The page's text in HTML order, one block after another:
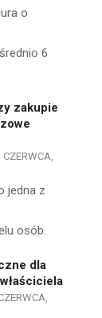
o
6
zakupie
CZERWCA,
jedna z
osób.
dla